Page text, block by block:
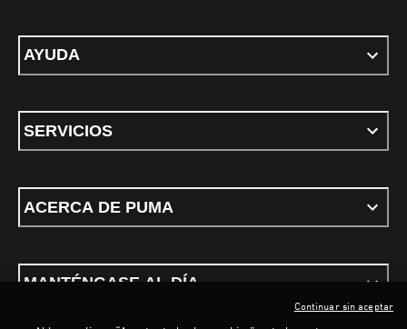
AYUDA
SERVICIOS
ACERCA DE PUMA
MANTÉNGASE AL DÍA
Continuar sin aceptar